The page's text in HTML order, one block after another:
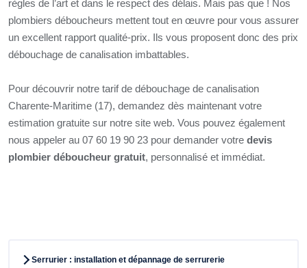
règles de l’art et dans le respect des délais. Mais pas que ! Nos
plombiers déboucheurs mettent tout en œuvre pour vous assurer
un excellent rapport qualité-prix. Ils vous proposent donc des prix
débouchage de canalisation imbattables.
Pour découvrir notre tarif de débouchage de canalisation
Charente-Maritime (17), demandez dès maintenant votre
estimation gratuite sur notre site web. Vous pouvez également
nous appeler au 07 60 19 90 23 pour demander votre devis
plombier déboucheur gratuit, personnalisé et immédiat.
Serrurier : installation et dépannage de serrurerie